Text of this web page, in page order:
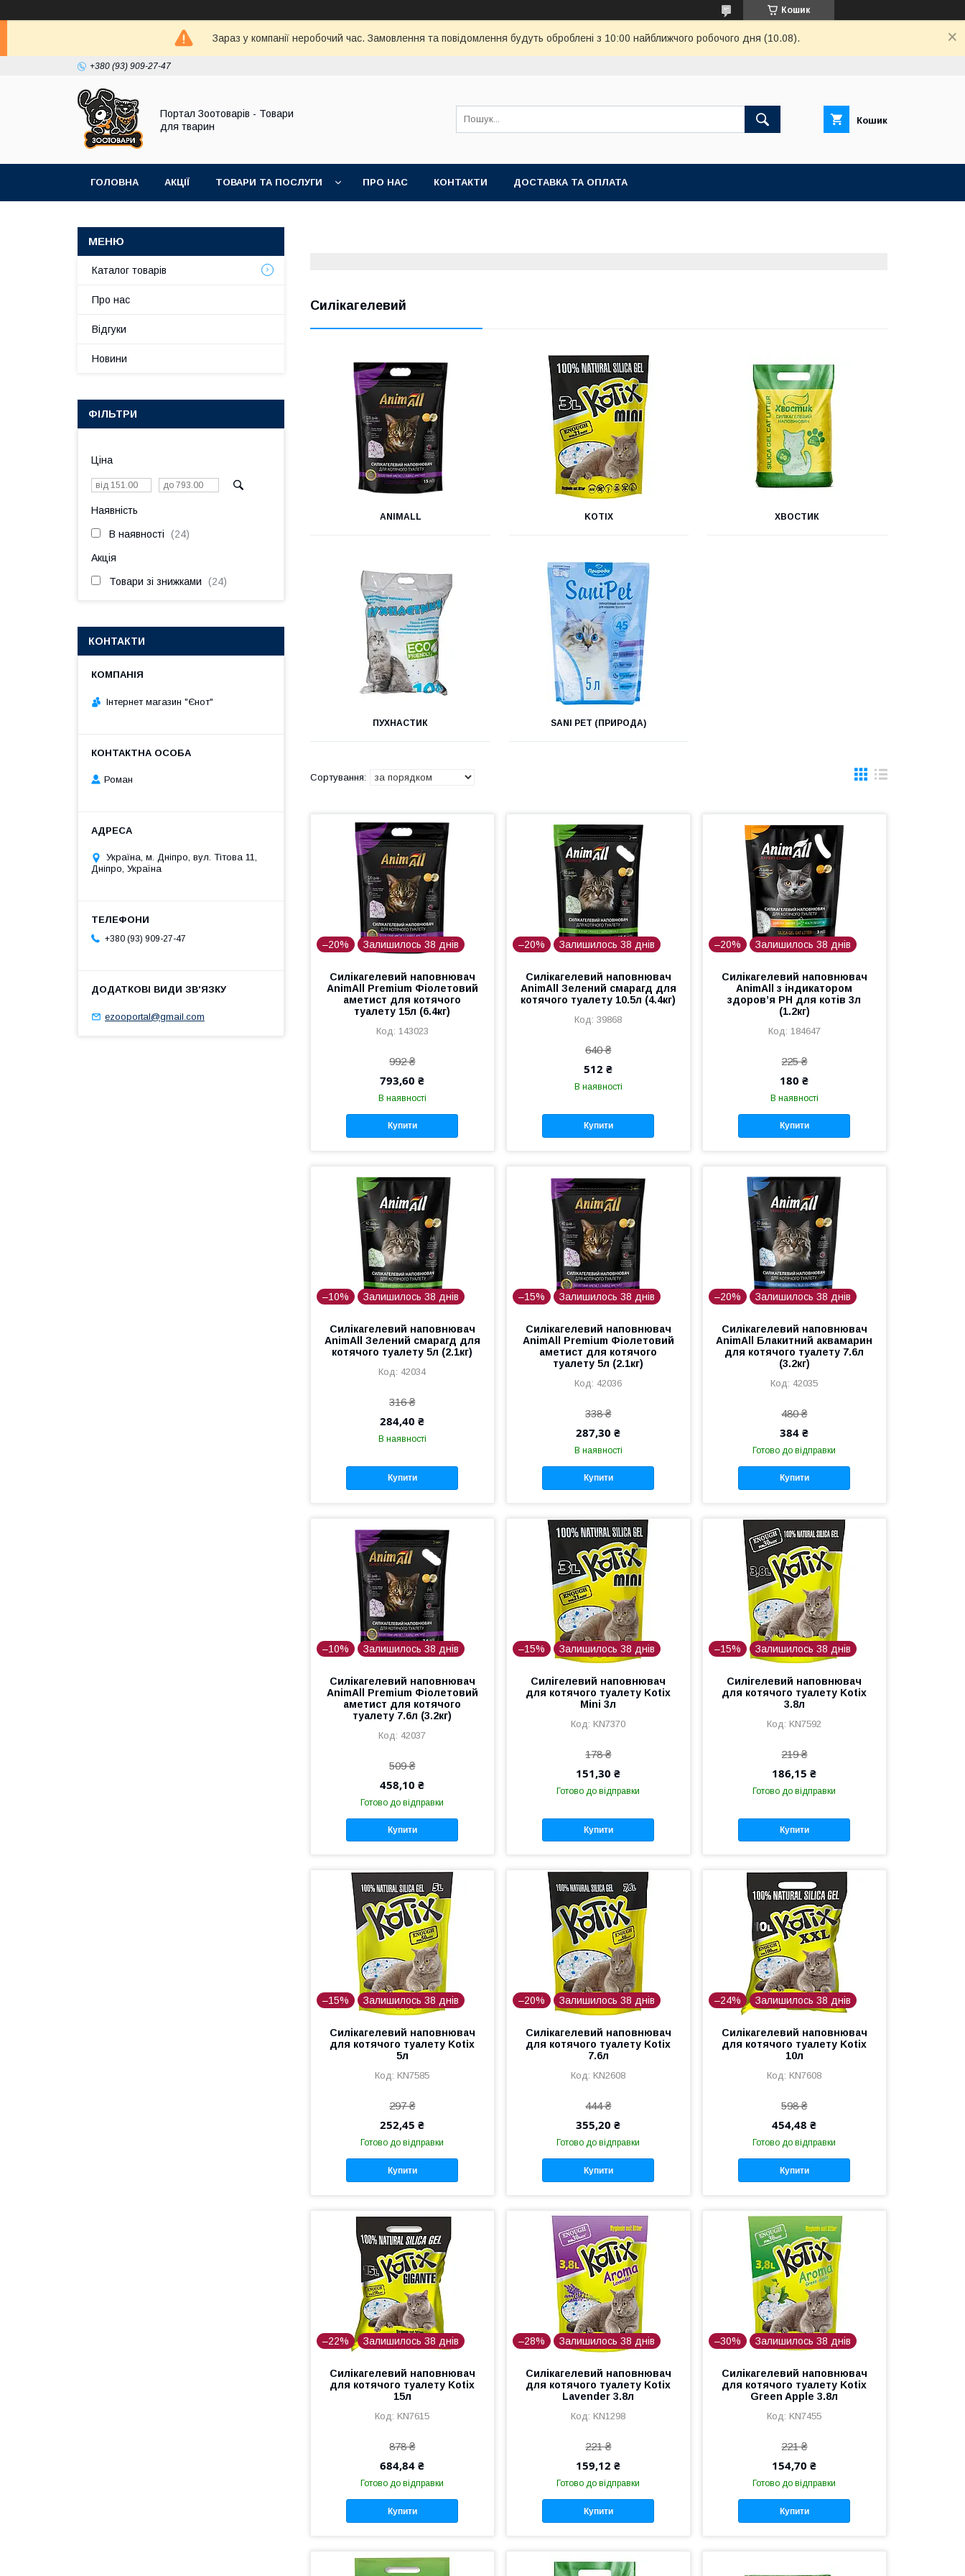
Кошик
Зараз у компанії неробочий час. Замовлення та повідомлення будуть оброблені з 10:00 найближчого робочого дня (10.08).
+380 (93) 909-27-47
Портал Зоотоварів - Товари
для тварин
Кошик
ГОЛОВНА АКЦІЇ ТОВАРИ ТА ПОСЛУГИ ПРО НАС КОНТАКТИ ДОСТАВКА ТА ОПЛАТА
Силікагелевий
ANIMALL KOTIX ХВОСТИК
ПУХНАСТИК SANI PET (ПРИРОДА)
–20% Залишилось 38 днів
Силікагелевий наповнювач
AnimAll Premium Фіолетовий
аметист для котячого
туалету 15л (6.4кг)
143023
992 ₴
793,60 ₴
В наявності
Купити
–20% Залишилось 38 днів
Силікагелевий наповнювач
AnimAll Зелений смарагд для
котячого туалету 10.5л (4.4кг)
39868
640 ₴
512 ₴
В наявності
Купити
–20% Залишилось 38 днів
Силікагелевий наповнювач
AnimAll з індикатором
здоров’я PH для котів 3л
(1.2кг)
184647
225 ₴
180 ₴
В наявності
Купити
–10% Залишилось 38 днів
Силікагелевий наповнювач
AnimAll Зелений смарагд для
котячого туалету 5л (2.1кг)
42034
316 ₴
284,40 ₴
В наявності
Купити
–15% Залишилось 38 днів
Силікагелевий наповнювач
AnimAll Premium Фіолетовий
аметист для котячого
туалету 5л (2.1кг)
42036
338 ₴
287,30 ₴
В наявності
Купити
–20% Залишилось 38 днів
Силікагелевий наповнювач
AnimAll Блакитний аквамарин
для котячого туалету 7.6л
(3.2кг)
42035
480 ₴
384 ₴
Готово до відправки
Купити
–10% Залишилось 38 днів
Силікагелевий наповнювач
AnimAll Premium Фіолетовий
аметист для котячого
туалету 7.6л (3.2кг)
42037
509 ₴
458,10 ₴
Готово до відправки
Купити
–15% Залишилось 38 днів
Силігелевий наповнювач
для котячого туалету Kotix
Mini 3л
KN7370
178 ₴
151,30 ₴
Готово до відправки
Купити
–15% Залишилось 38 днів
Силігелевий наповнювач
для котячого туалету Kotix
3.8л
KN7592
219 ₴
186,15 ₴
Готово до відправки
Купити
–15% Залишилось 38 днів
Силікагелевий наповнювач
для котячого туалету Kotix
5л
KN7585
297 ₴
252,45 ₴
Готово до відправки
Купити
–20% Залишилось 38 днів
Силікагелевий наповнювач
для котячого туалету Kotix
7.6л
KN2608
444 ₴
355,20 ₴
Готово до відправки
Купити
–24% Залишилось 38 днів
Силікагелевий наповнювач
для котячого туалету Kotix
10л
KN7608
598 ₴
454,48 ₴
Готово до відправки
Купити
–22% Залишилось 38 днів
Силікагелевий наповнювач
для котячого туалету Kotix
15л
KN7615
878 ₴
684,84 ₴
Готово до відправки
Купити
–28% Залишилось 38 днів
Силікагелевий наповнювач
для котячого туалету Kotix
Lavender 3.8л
KN1298
221 ₴
159,12 ₴
Готово до відправки
Купити
–30% Залишилось 38 днів
Силікагелевий наповнювач
для котячого туалету Kotix
Green Apple 3.8л
KN7455
221 ₴
154,70 ₴
Готово до відправки
Купити
Каталог товарів
Про нас
Відгуки
Новини
ФІЛЬТРИ
Ціна
Наявність
В наявності 24
Акція
Товари зі знижками 24
КОНТАКТИ
Інтернет магазин "Єнот"
Роман
Україна, м. Дніпро, вул. Тітова 11,
Дніпро, Україна
+380 (93) 909-27-47
ezooportal@gmail.com